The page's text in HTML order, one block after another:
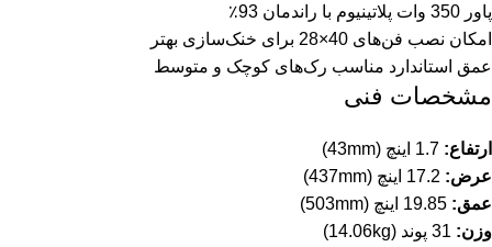
پاور 350 وات پلاتینیوم با راندمان 93٪
امکان نصب فن‌های 40×28 برای خنک‌سازی بهتر
عمق استاندارد مناسب رک‌های کوچک و متوسط
مشخصات فنی
ارتفاع:
عرض:
عمق:
وزن: